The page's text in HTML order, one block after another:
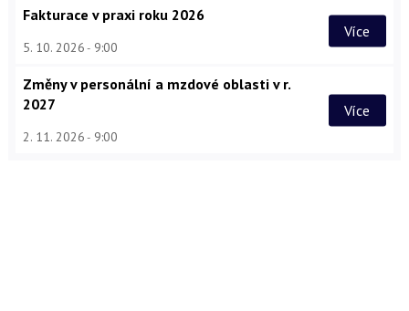
Fakturace v praxi roku 2026
5. 10. 2026 9:00
Více
Změny v personální a mzdové oblasti v r.
2027
2. 11. 2026 9:00
Více